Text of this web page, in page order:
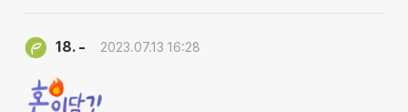
18. - 2023.07.13 16:28